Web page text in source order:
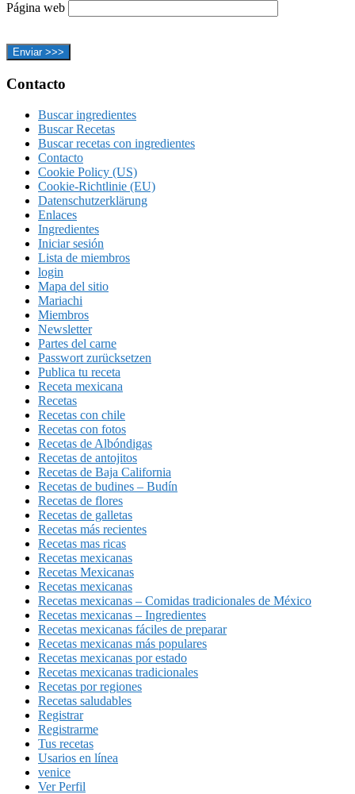
Página web
Footer
Contacto
Buscar ingredientes
Buscar Recetas
Buscar recetas con ingredientes
Contacto
Cookie Policy (US)
Cookie-Richtlinie (EU)
Datenschutzerklärung
Enlaces
Ingredientes
Iniciar sesión
Lista de miembros
login
Mapa del sitio
Mariachi
Miembros
Newsletter
Partes del carne
Passwort zurücksetzen
Publica tu receta
Receta mexicana
Recetas
Recetas con chile
Recetas con fotos
Recetas de Albóndigas
Recetas de antojitos
Recetas de Baja California
Recetas de budines – Budín
Recetas de flores
Recetas de galletas
Recetas más recientes
Recetas mas ricas
Recetas mexicanas
Recetas Mexicanas
Recetas mexicanas
Recetas mexicanas – Comidas tradicionales de México
Recetas mexicanas – Ingredientes
Recetas mexicanas fáciles de preparar
Recetas mexicanas más populares
Recetas mexicanas por estado
Recetas mexicanas tradicionales
Recetas por regiones
Recetas saludables
Registrar
Registrarme
Tus recetas
Usarios en línea
venice
Ver Perfil